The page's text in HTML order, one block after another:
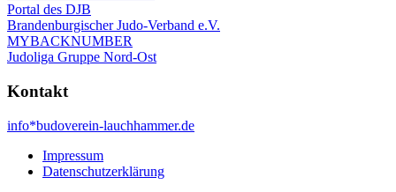
Portal des DJB
Brandenburgischer Judo-Verband e.V.
MYBACKNUMBER
Judoliga Gruppe Nord-Ost
Kontakt
info*budoverein-lauchhammer.de
Impressum
Datenschutzerklärung